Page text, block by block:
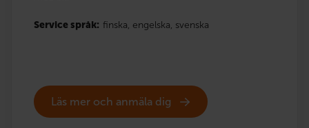
Service språk: finska, engelska, svenska
Läs mer och anmäla dig